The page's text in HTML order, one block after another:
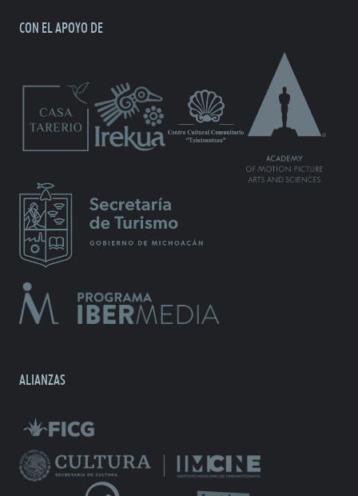
CON EL APOYO DE
ALIANZAS